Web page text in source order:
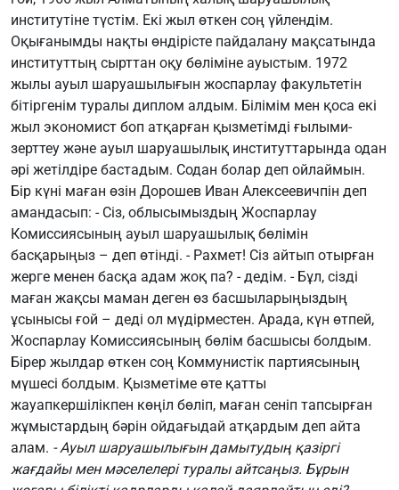
институтіне түстім. Екі жыл өткен соң үйлендім.
Оқығанымды нақты өндірісте пайдалану мақсатында
институттың сырттан оқу бөліміне ауыстым. 1972
жылы ауыл шаруашылығын жоспарлау факультетін
бітіргенім туралы диплом алдым. Білімім мен қоса екі
жыл экономист боп атқарған қызметімді ғылыми-
зерттеу және ауыл шаруашылық институттарында одан
әрі жетілдіре бастадым. Содан болар деп ойлаймын.
Бір күні маған өзін Дорошев Иван Алексеевичпін деп
амандасып: - Сіз, облысымыздың Жоспарлау
Комиссиясының ауыл шаруашылық бөлімін
басқарыңыз – деп өтінді. - Рахмет! Сіз айтып отырған
жерге менен басқа адам жоқ па? - дедім. - Бұл, сізді
маған жақсы маман деген өз басшыларыңыздың
ұсынысы ғой – деді ол мүдірместен. Арада, күн өтпей,
Жоспарлау Комиссиясының бөлім басшысы болдым.
Бірер жылдар өткен соң Коммунистік партиясының
мүшесі болдым. Қызметіме өте қатты
жауапкершілікпен көңіл бөліп, маған сеніп тапсырған
жұмыстардың бәрін ойдағыдай атқардым деп айта
алам. - Ауыл шаруашылығын дамытудың қазіргі
жағдайы мен мәселелері туралы айтсаңыз. Бұрын